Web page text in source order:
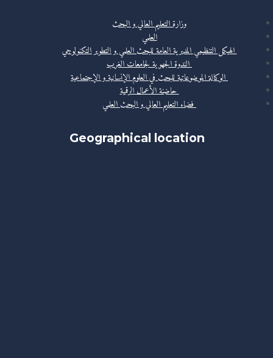
وزارة التعليم العالي و البحث
العلمي
الهيكل التنظيمي المديرية العامة للبحث العلمي و التطوير التكنولوجي
الندوة الجهوية لجامعات الغرب
الوكالة الموضوعاتية للبحث في العلوم الإنسانية و الإجتماعية
حاضنة الأعمال الرقمية
فضاء التعليم العالي و البحث العلمي
Geographical location